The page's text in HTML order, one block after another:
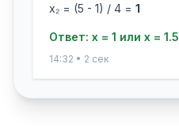
x₂ = (5 - 1) / 4 = 1
Ответ: x = 1 или x = 1.5
14:32 • 2 сек